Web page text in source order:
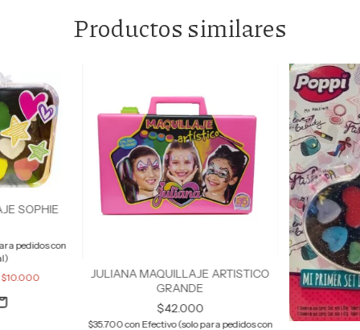
Productos similares
SOPHIE
pedidos con
$10.000
JULIANA MAQUILLAJE ARTISTICO
GRANDE
$42.000
$35.700con Efectivo (solo para pedidos con